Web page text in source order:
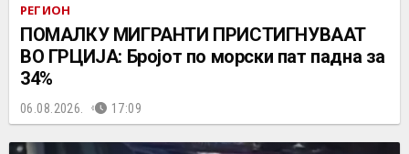
РЕГИОН
ПОМАЛКУ МИГРАНТИ ПРИСТИГНУВААТ
ВО ГРЦИЈА: Бројот по морски пат падна за
34%
06.08.2026. 17:09